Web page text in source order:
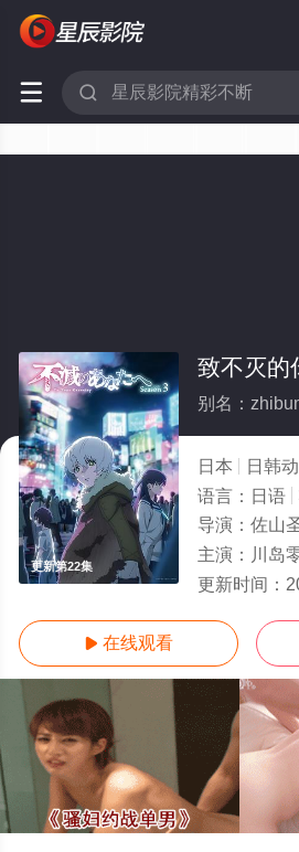
 
更新第22集
致不灭的
别名：
日本 日韩
语言： 日语
导演： 佐山
主演： 川岛零士,楠
更新时间：
 在线观看